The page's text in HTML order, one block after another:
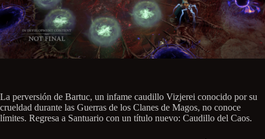
La perversión de Bartuc, un infame caudillo Vizjerei conocido por su
crueldad durante las Guerras de los Clanes de Magos, no conoce
límites. Regresa a Santuario con un título nuevo: Caudillo del Caos.